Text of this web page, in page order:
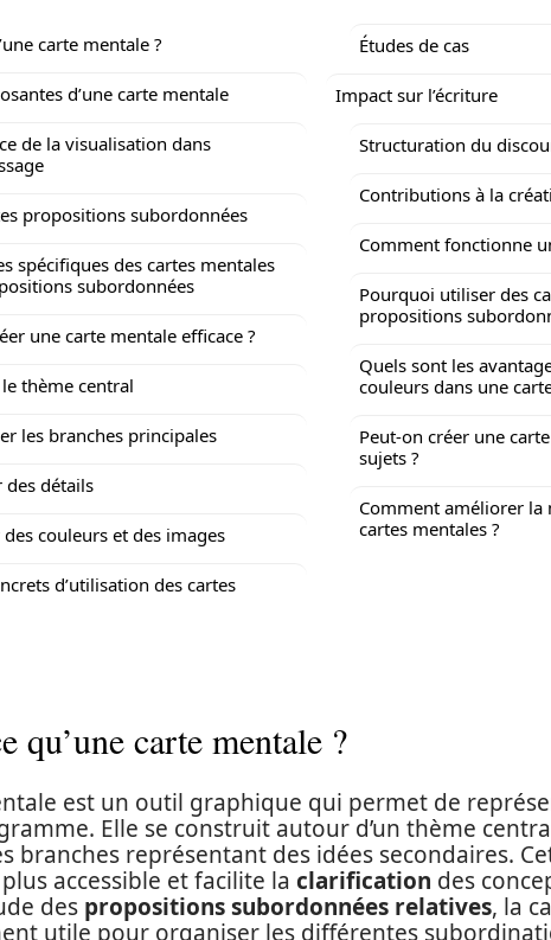
carte mentale ?
d’une carte mentale
de la visualisation dans
propositions subordonnées
spécifiques des cartes mentales
subordonnées
une carte mentale efficace ?
thème central
les branches principales
des détails
couleurs et des images
d’utilisation des cartes
Études de cas
Impact sur l’écriture
Structuration du
Contributions à la
Comment fonctionne
Pourquoi utiliser des
propositions
Quels sont les
couleurs dans une
Peut-on créer une
sujets ?
Comment améliorer la
cartes mentales ?
qu’une carte mentale ?
est un outil graphique qui permet de
Elle se construit autour d’un thème
branches représentant des idées secondaires.
accessible et facilite la clarification des
des propositions subordonnées relatives, la
utile pour organiser les différentes